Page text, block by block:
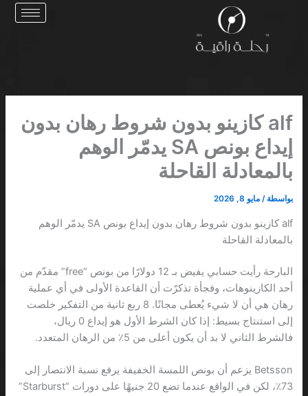
alf كازينو بدون شروط رهان بدون
إيداع بونص SA يدمّر الوهم
بالمعادلة القاحلة
بواسطة /مايو 8, 2026
alf كازينو بدون شروط رهان بدون إيداع بونص SA يدمّر الوهم
بالمعادلة القاحلة
البارحة رأيت حسابي يفيض بـ 12 دولارًا من بونص “free” مقدّم من
أحد الكازينوهات، وفجأة تذكرّت أن القاعدة الأولى في أي عملية
رهان هي أن لا شيء يُعطى مجانًا. 8 ربع ثانية من التفكير خلصت
إلى استنتاج بسيط: إذا كان الشرط الأول هو إيداع 0 ريال،
فالشرط الثاني لا بد أن يكون أعلى من 5٪ من الرهان المتعدد.
Betsson يزعم أن بونص اللمسة الخفيفة يرفع نسبة الانتصار إلى
73٪، لكن في الواقع عندما تضع 20 جنيهًا على دورات “Starburst”